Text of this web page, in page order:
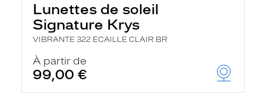
Lunettes de soleil
Signature Krys
VIBRANTE 322 ECAILLE CLAIR BR
À partir de
99,00 €